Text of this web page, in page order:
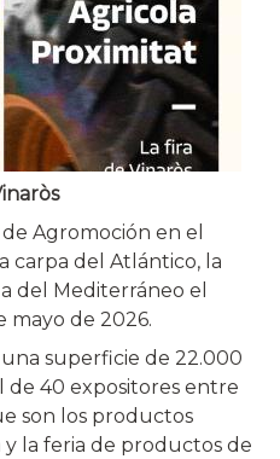
Agromoción en el
carpa del Atlántico, la
del Mediterráneo el
mayo de 2026.
superficie de 22.000
de 40 expositores entre
son los productos
la feria de productos de